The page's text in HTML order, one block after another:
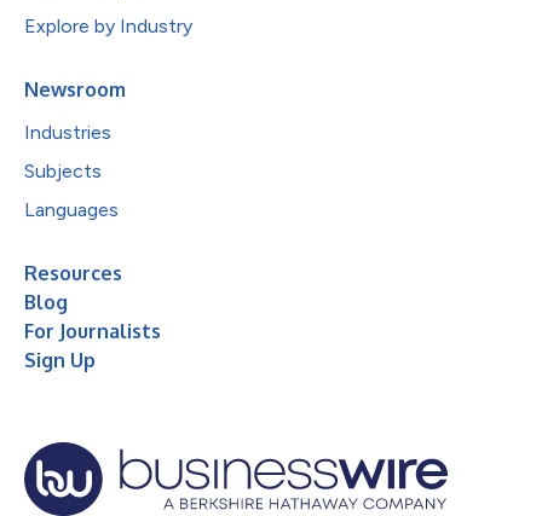
Explore by Industry
Newsroom
Industries
Subjects
Languages
Resources
Blog
For Journalists
Sign Up